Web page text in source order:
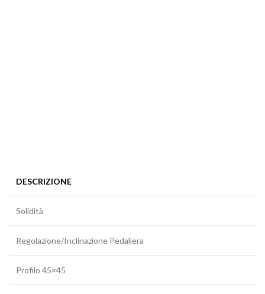
DESCRIZIONE
Solidità
Regolazione/Inclinazione Pedaliera
Profilo 45×45